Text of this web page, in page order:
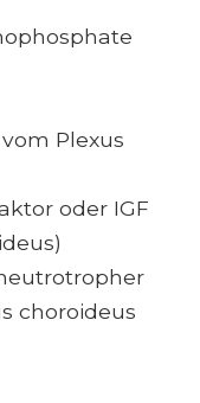
Plexus
oder IGF
choroideus